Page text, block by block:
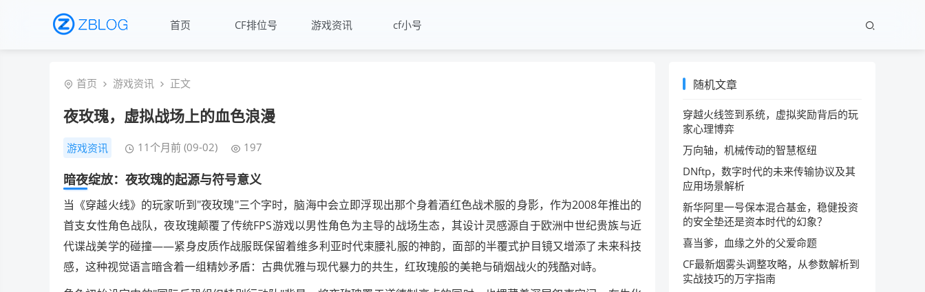
首页 CF排位号 游戏资讯 cf小号
首页 游戏资讯 正文
夜玫瑰，虚拟战场上的血色浪漫
游戏资讯 11个月前 (09-02) 197
暗夜绽放：夜玫瑰的起源与符号意义
当《穿越火线》的玩家听到"夜玫瑰"三个字时，脑海中会立即浮现出那个身着酒红色战术服的身影，作为2008年推出的
首支女性角色战队，夜玫瑰颠覆了传统FPS游戏以男性角色为主导的战场生态，其设计灵感源自于欧洲中世纪贵族与近
代谍战美学的碰撞——紧身皮质作战服既保留着维多利亚时代束腰礼服的神韵，面部的半覆式护目镜又增添了未来科技
感，这种视觉语言暗含着一组精妙矛盾：古典优雅与现代暴力的共生，红玫瑰般的美艳与硝烟战火的残酷对峙。
随机文章
穿越火线签到系统，虚拟奖励背后的玩
家心理博弈
万向轴，机械传动的智慧枢纽
DNftp，数字时代的未来传输协议及其
应用场景解析
新华阿里一号保本混合基金，稳健投资
的安全垫还是资本时代的幻象？
喜当爹，血缘之外的父爱命题
CF最新烟雾头调整攻略，从参数解析到
实战技巧的万字指南